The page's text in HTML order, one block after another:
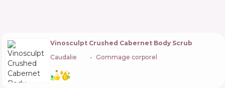
Vinosculpt Crushed Cabernet Body Scrub
Caudalie
Gommage corporel